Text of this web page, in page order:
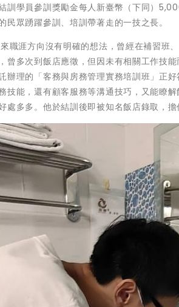
訓學員參訓獎勵金每人新臺幣（下同）
民眾踴躍參訓、培訓帶著走的一技之長。
職涯方向沒有明確的想法，曾經在補習班
曾多次到飯店應徵，但因未有相關工作技
辦理的「客務與房務管理實務培訓班」正
技能，還有顧客服務等溝通技巧，又能瞭
處多多。他於結訓後即被知名飯店錄取，擔